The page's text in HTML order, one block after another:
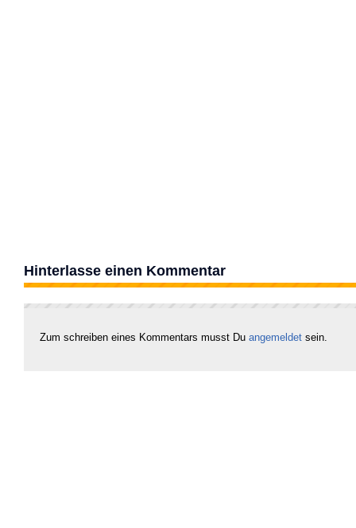
Hinterlasse einen Kommentar
Zum schreiben eines Kommentars musst Du angemeldet sein.